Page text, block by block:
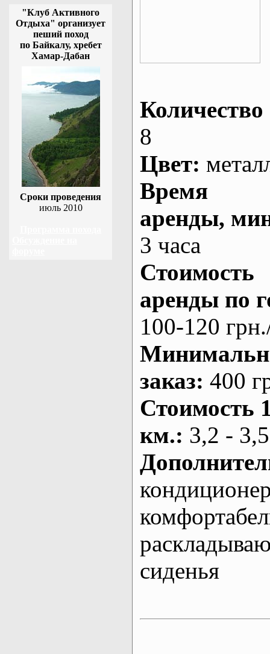
"Клуб Активного
Отдыха" организует
пеший поход
по Байкалу, хребет
Хамар-Дабан
Сроки проведения
июль 2010
Количество
8
Цвет:
Время
аренды,
3 часа
Стоимость
аренды по
100-120
заказ: 400
Стоимость
км.: 3,2 -
сиденья